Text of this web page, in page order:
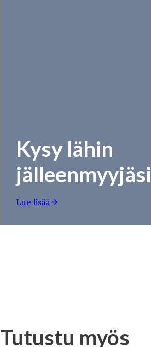
Kysy lähin
jälleenmyyjäsi
Lue lisää
Tutustu myös